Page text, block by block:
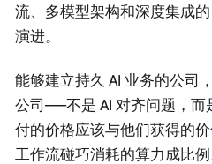
流、多模型架构和深度集成
演进。
能够建立持久 AI 业务的公司
公司——不是 AI 对齐问题，而
付的价格应该与他们获得的
工作流碰巧消耗的算力成比